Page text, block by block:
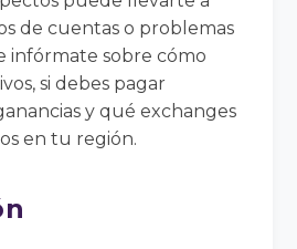
de cuentas o problemas
infórmate sobre cómo
si debes pagar
y qué exchanges
en tu región.